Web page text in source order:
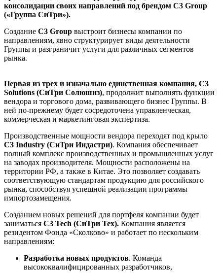
консолидации своих направлений под брендом C3 Group
(«Группа СиТри»).
Создание C3 Group выстроит бизнесы компании по
направлениям, явно структурирует виды деятельности
Группы и разграничит услуги для различных сегментов
рынка.
Первая из трех и изначально единственная компания, C3
Solutions (СиТри Солюшнз), продолжит выполнять функции
вендора и торгового дома, развивающего бизнес Группы. В
ней по-прежнему будет сосредоточена управленческая,
коммерческая и маркетинговая экспертиза.
Производственные мощности вендора переходят под крыло
C3 Industry (СиТри Индастри). Компания обеспечивает
полный комплекс производственных и промышленных услуг
на заводах производителя. Мощности расположены на
территории РФ, а также в Китае. Это позволяет создавать
соответствующую стандартам продукцию для российского
рынка, способствуя успешной реализации программы
импортозамещения.
Созданием новых решений для портфеля компании будет
заниматься C3 Tech (СиТри Тех). Компания является
резидентом Фонда «Сколково» и работает по нескольким
направлениям:
Разработка новых продуктов. Команда
высококвалифицированных разработчиков,